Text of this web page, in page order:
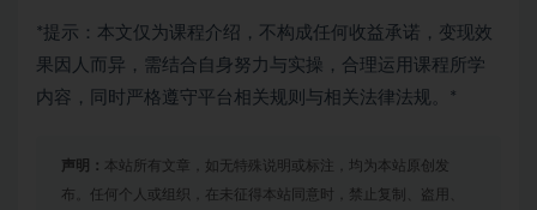
*提示：本文仅为课程介绍，不构成任何收益承诺，变现效
果因人而异，需结合自身努力与实操，合理运用课程所学
内容，同时严格遵守平台相关规则与相关法律法规。*
声明： 本站所有文章，如无特殊说明或标注，均为本站原创发
布。任何个人或组织，在未征得本站同意时，禁止复制、盗用、